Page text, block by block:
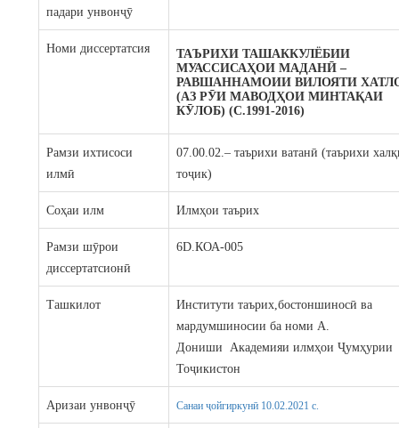
падари унвонҷӯ
Номи диссертатсия
ТАЪРИХИ ТАШАККУЛЁБИИ
МУАССИСАҲОИ МАДАНӢ –
РАВШАННАМОИИ ВИЛОЯТИ
(АЗ РӮИ МАВОДҲОИ МИНТАҚАИ
КӮЛОБ) (С.1991-2016)
Рамзи ихтисоси
илмӣ
07.00.02.– таърихи ватанӣ (таърихи
тоҷик)
Соҳаи илм Илмҳои таърих
Рамзи шӯрои
диссертатсионӣ
6D.КОА-005
Ташкилот
Институти таърих,бостоншиносӣ ва
мардумшиносии ба номи А.
Дониши Академияи илмҳои Ҷумҳурии
Тоҷикистон
Аризаи унвонҷӯ Санаи ҷойгиркунӣ 10.02.2021 c.